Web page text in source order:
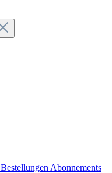
Bestellungen Abonnements